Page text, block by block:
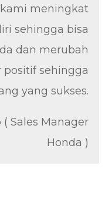
meningkat
sehingga bisa
dan merubah
sehingga
yang sukses.
Sales Manager
Honda )